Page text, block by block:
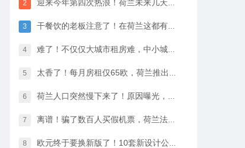
2 迎来今年第四次热浪！荷兰未来几天最高33℃，八月中开始…
3 干餐饮的老板注意了！在荷兰这都有人偷，全过程很淡定
4 难了！不仅仅大城市租房难，中小城市的房租开始暴涨
5 太香了！每月房租仅65欧，荷兰推出学生住宿优惠福利…
6 荷兰人口突然慢下来了！原因曝光，不是因为没人生孩子
7 离谱！骗了数百人买假机票，荷兰法院竟然没判他坐牢
8 欧元终于要换新版了！10套新设计公布，你最喜欢哪一款？